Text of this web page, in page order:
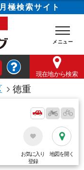
月極検索サイト
現在地から検索
徳重
お気に入り
登録
地図を開く